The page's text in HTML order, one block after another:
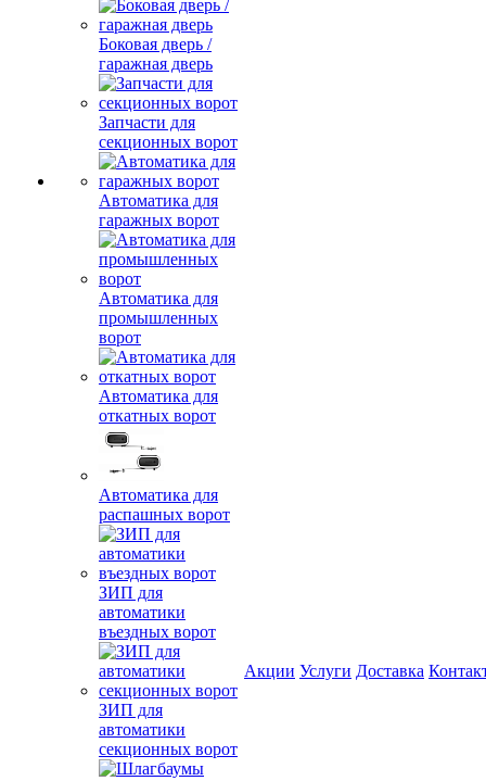
Боковая дверь /
гаражная дверь
Запчасти для
секционных ворот
Автоматика для
гаражных ворот
Автоматика для
промышленных
ворот
Автоматика для
откатных ворот
Автоматика для
распашных ворот
ЗИП для
автоматики
въездных ворот
ЗИП для
автоматики
секционных ворот
Акции Услуги Доставка